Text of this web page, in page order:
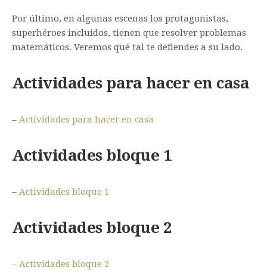
Por último, en algunas escenas los protagonistas,
superhéroes incluidos, tienen que resolver problemas
matemáticos. Veremos qué tal te defiendes a su lado.
Actividades para hacer en casa
– Actividades para hacer en casa
Actividades bloque 1
– Actividades bloque 1
Actividades bloque 2
– Actividades bloque 2